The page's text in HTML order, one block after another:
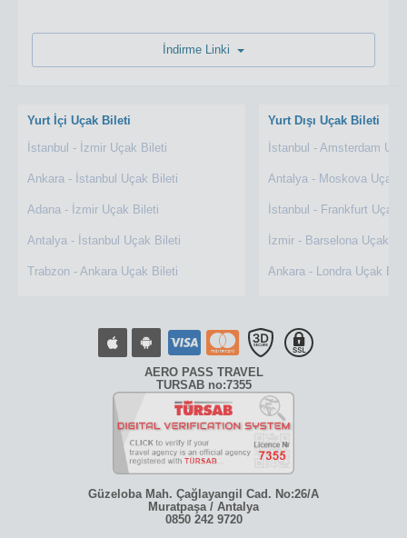
Yurt İçi Uçak Bileti
İstanbul - İzmir Uçak Bileti
Ankara - İstanbul Uçak Bileti
Adana - İzmir Uçak Bileti
Antalya - İstanbul Uçak Bileti
Trabzon - Ankara Uçak Bileti
Yurt Dışı Uçak Bileti
İstanbul - Amsterdam
Antalya - Moskova Uçak
İstanbul - Frankfurt Uçak
İzmir - Barselona Uçak
Ankara - Londra Uçak
AERO PASS TRAVEL
TURSAB no:7355
Güzeloba Mah. Çağlayangil Cad. No:26/A
Muratpaşa / Antalya
0850 242 9720